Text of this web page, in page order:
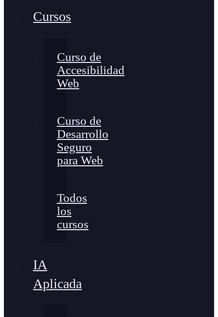
Cursos
Curso de
Accesibilidad
Web
Curso de
Desarrollo
Seguro
para Web
Todos
los
cursos
IA
Aplicada